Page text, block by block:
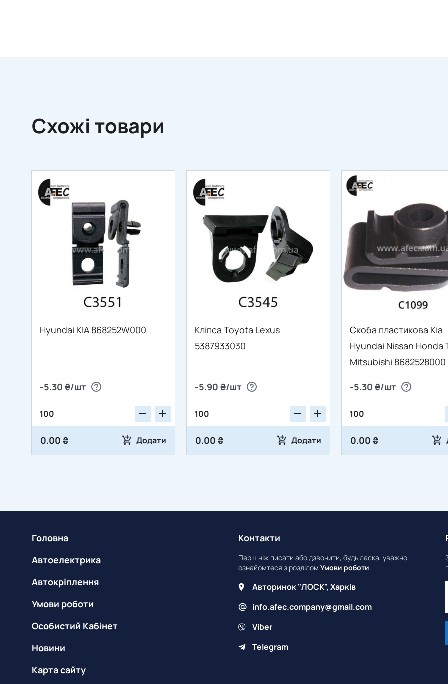
Схожі товари
Hyundai KIA 868252W000
-5.30 ₴/шт
0.00 ₴ Додати
Кліпса Toyota Lexus
5387933030
-5.90 ₴/шт
0.00 ₴ Додати
Скоба пластикова Kia
Hyundai Nissan Honda
Mitsubishi 8682528000
-5.30 ₴/шт
0.00 ₴
Головна
Автоелектрика
Автокріплення
Умови роботи
Особистий Кабінет
Новини
Карта сайту
Контакти
Перш ніж писати або дзвонити, будь ласка, уважно
ознайомтеся з розділомУмови роботи.
Авторинок "ЛОСК", Харків
info.afec.company@gmail.com
Viber
Telegram